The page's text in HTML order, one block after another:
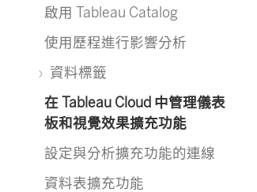
啟用 Tableau Catalog
使用歷程進行影響分析
資料標籤
在 Tableau Cloud 中管理儀表
板和視覺效果擴充功能
設定與分析擴充功能的連線
資料表擴充功能